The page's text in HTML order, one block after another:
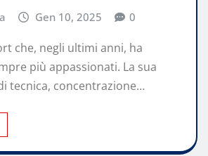
Gen 10, 2025 0
che, negli ultimi anni, ha
più appassionati. La sua
tecnica, concentrazione…